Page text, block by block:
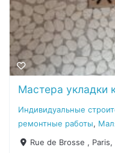
Мастера укладки
Индивидуальные
ремонтные работы,
Rue de Brosse ,